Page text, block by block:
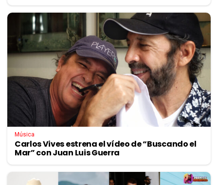
Música
Carlos Vives estrena el vídeo de “Buscando el
Mar” con Juan Luis Guerra